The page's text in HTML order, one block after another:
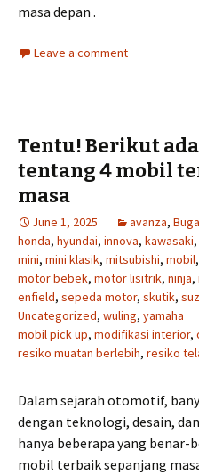
masa depan .
Leave a comment
Tentu! Berikut
tentang 4 mobil
masa
June 1, 2025 avanza,
honda, hyundai, innova, kawasaki,
mini, mini klasik, mitsubishi, mobil,
motor bebek, motor lisitrik, ninja,
enfield, sepeda motor, skutik,
Uncategorized, wuling, yamaha
mobil pick up, modifikasi interior,
resiko muatan berlebih, resiko
Dalam sejarah otomotif,
dengan teknologi, desain,
hanya beberapa yang benar-
mobil terbaik sepanjang